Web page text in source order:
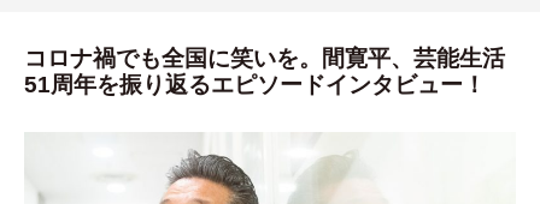
コロナ禍でも全国に笑いを。間寛平、芸能生活
51周年を振り返るエピソードインタビュー！